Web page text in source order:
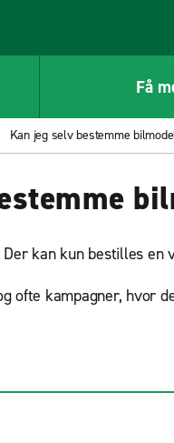
Få
Kan jeg selv bestemme
kan kun bestilles
ofte kampagner,